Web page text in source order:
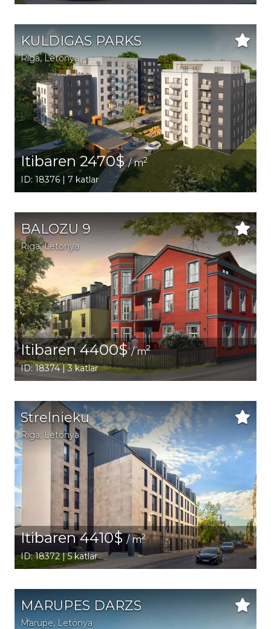
KULDIGAS PARKS
Riga, Letonya
Itibaren 2470$/ m2
ID: 18376 | 7 katlar
BALOZU 9
Riga, Letonya
Itibaren 4400$/ m2
ID: 18374 | 3 katlar
Strelnieku
Riga, Letonya
Itibaren 4410$/ m2
ID: 18372 | 5 katlar
MARUPES DARZS
Marupe, Letonya